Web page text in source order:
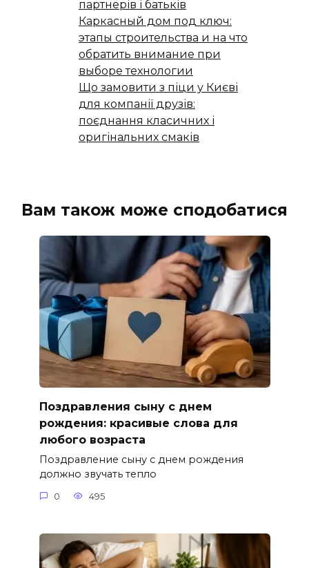
партнерів і батьків
Каркасный дом под ключ:
этапы строительства и на что
обратить внимание при
выборе технологии
Що замовити з піци у Києві
для компанії друзів:
поєднання класичних і
оригінальних смаків
Вам також може сподобатися
Поздравления сыну с днем
рождения: красивые слова для
любого возраста
Поздравление сыну с днем рождения
должно звучать тепло
0 495